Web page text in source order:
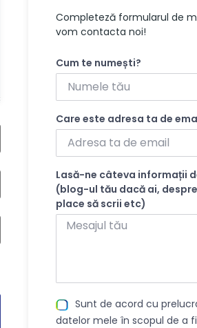
Completeză formularul de
vom contacta noi!
Cum te numești?
Care este adresa ta de
Lasă-ne câteva informații
(blog-ul tău dacă ai,
place să scrii etc)
Sunt de acord cu
datelor mele în scopul de a